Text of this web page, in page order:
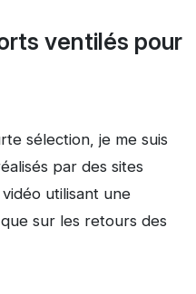
ventilés pour
sélection, je me suis
par des sites
utilisant une
sur les retours des